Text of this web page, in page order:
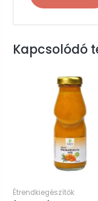
Kapcsolódó
Étrendkiegészítők